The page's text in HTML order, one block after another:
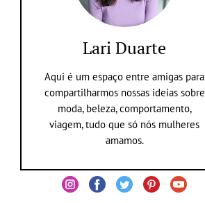
Lari Duarte
Aqui é um espaço entre amigas para
compartilharmos nossas ideias sobre
moda, beleza, comportamento,
viagem, tudo que só nós mulheres
amamos.